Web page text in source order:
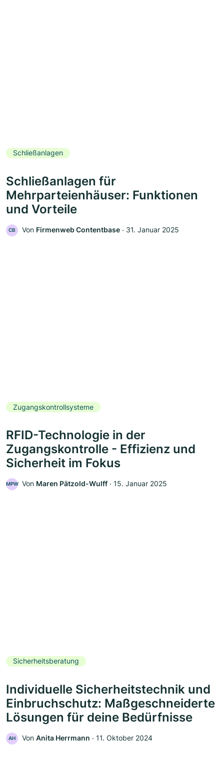
Schließanlagen
Schließanlagen für
Mehrparteienhäuser: Funktionen
und Vorteile
CB Von Firmenweb Contentbase ‧ 31. Januar 2025
Zugangskontrollsysteme
RFID-Technologie in der
Zugangskontrolle - Effizienz und
Sicherheit im Fokus
MPW Von Maren Pätzold-Wulff ‧ 15. Januar 2025
Sicherheitsberatung
Individuelle Sicherheitstechnik und
Einbruchschutz: Maßgeschneiderte
Lösungen für deine Bedürfnisse
AH Von Anita Herrmann ‧ 11. Oktober 2024